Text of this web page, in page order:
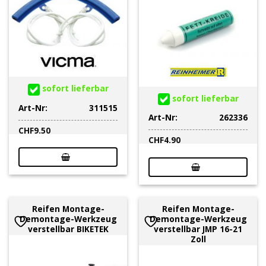
sofort lieferbar
Art-Nr:
311515
CHF9.50
sofort lieferbar
Art-Nr:
262336
CHF4.90
Reifen Montage-
Demontage-Werkzeug
verstellbar BIKETEK
Reifen Montage-
Demontage-Werkzeug
verstellbar JMP 16-21
Zoll